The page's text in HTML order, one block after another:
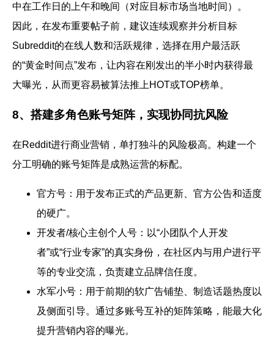
中在工作日的上午和晚间
（对应目标市场当地时间）。
因此，在发布重要帖子前，建议连续观察并分析目标
Subreddit的在线人数和活跃规律，选择在用户最活跃
的“黄金时间点”发布，让内容在刚发出的半小时内获得最
大曝光，从而更容易被算法推上HOT或TOP榜单。
8、搭建多角色账号矩阵，实现协同抗风险
在Reddit进行商业营销，单打独斗的风险极高。构建一个
分工明确的账号矩阵是成熟运营的标配。
官方号： 用于发布正式的产品更新、官方公告和适度
的硬广。
开发者/核心主创个人号： 以“小团队个人开发
者”或“行业专家”的真实身份，在社区内与用户进行平
等的专业交流，负责建立品牌信任度。
水军小号： 用于前期的软广告铺垫、制造话题热度以
及侧面引导。通过多账号互补的矩阵策略，能最大化
提升营销内容的曝光。